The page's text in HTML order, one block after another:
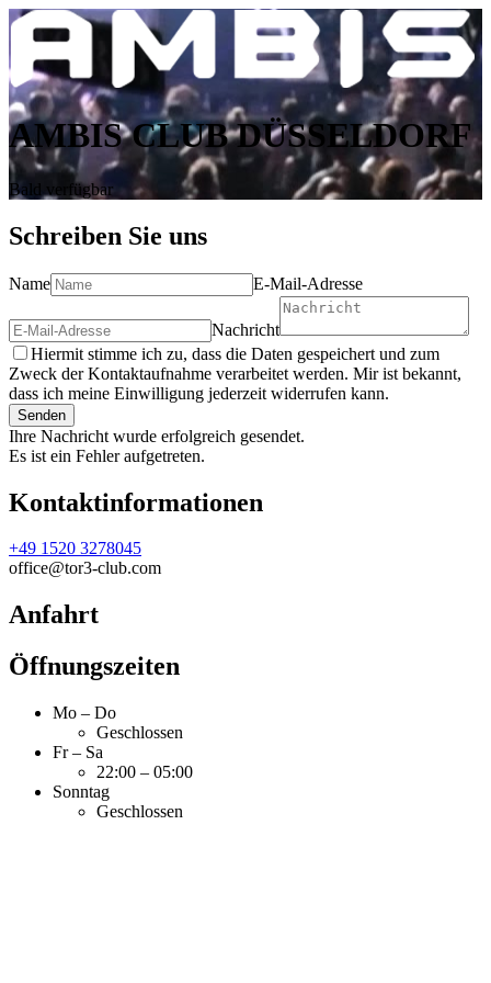
AMBIS CLUB DÜSSELDORF
Bald verfügbar
Schreiben Sie uns
Name E-Mail-Adresse
Nachricht
Hiermit stimme ich zu, dass die Daten gespeichert und zum
Zweck der Kontaktaufnahme verarbeitet werden. Mir ist bekannt,
dass ich meine Einwilligung jederzeit widerrufen kann.
Senden
Ihre Nachricht wurde erfolgreich gesendet.
Es ist ein Fehler aufgetreten.
Kontaktinformationen
+49 1520 3278045
office@tor3-club.com
Anfahrt
Öffnungszeiten
Mo – Do
Geschlossen
Fr – Sa
22:00 – 05:00
Sonntag
Geschlossen